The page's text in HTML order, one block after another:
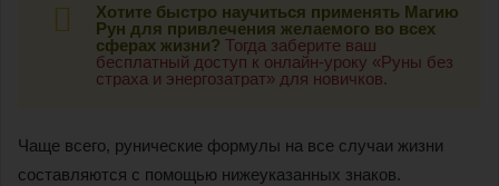
Хотите быстро научиться применять Магию
Рун для привлечения желаемого во всех
сферах жизни? Тогда заберите ваш
бесплатный доступ к онлайн-уроку «Руны без
страха и энергозатрат» для новичков.
Чаще всего, рунические формулы на все случаи жизни
составляются с помощью нижеуказанных знаков.